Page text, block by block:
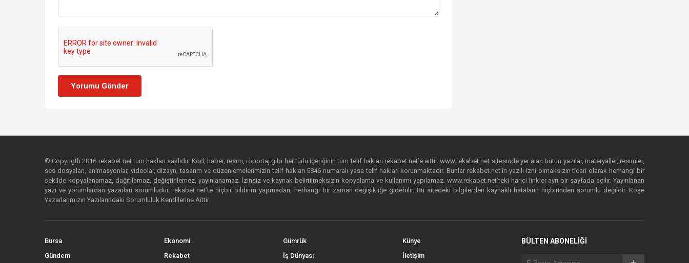
Yorumu Gönder
© Copyrigth 2016 rekabet.net tüm hakları saklıdır. Kod, haber, resim, röportaj gibi her türlü içeriğinin tüm telif hakları rekabet.net’e aittir. www.rekabet.net sitesinde yer alan bütün yazılar, materyaller, resimler,
ses dosyaları, animasyonlar, videolar, dizayn, tasarım ve düzenlemelerimizin telif hakları 5846 numaralı yasa telif hakları korunmaktadır. Bunlar rekabet.net’in yazılı izni olmaksızın ticari olarak herhangi bir
şekilde kopyalanamaz, dağıtılamaz, değiştirilemez, yayınlanamaz. İzinsiz ve kaynak belirtilmeksizin kopyalama ve kullanımı yapılamaz. www.rekabet.net’teki harici linkler ayrı bir sayfada açılır. Yayınlanan
yazı ve yorumlardan yazarları sorumludur. rekabet.net’te hiçbir bildirim yapmadan, herhangi bir zaman değişikliğe gidebilir. Bu sitedeki bilgilerden kaynaklı hataların hiçbirinden sorumlu değildir. Köşe
Yazarlarımızın Yazılarındaki Sorumluluk Kendilerine Aittir.
Bursa
Gündem
Ekonomi
Rekabet
Gümrük
İş Dünyası
Künye
İletişim
BÜLTEN ABONELİĞİ